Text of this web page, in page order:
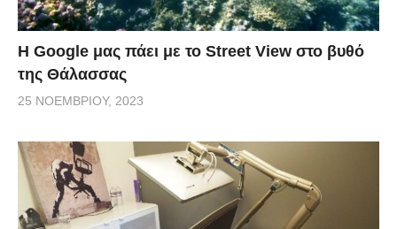
H Google μας πάει με το Street View στο βυθό
της Θάλασσας
25 ΝΟΕΜΒΡΊΟΥ, 2023